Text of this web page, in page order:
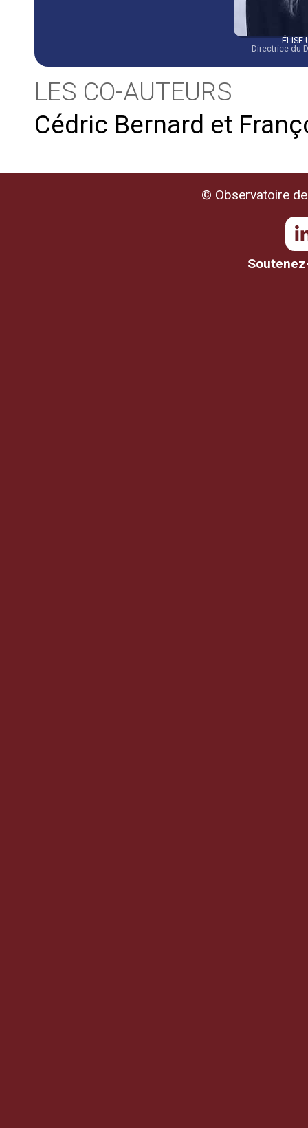
ÉLISE
Directrice du
LES CO-AUTEURS
Cédric Bernard et
© Observatoire